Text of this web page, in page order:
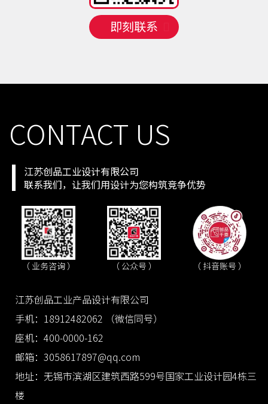
138 **** 4286 预约成功
132 **** 2334 预约成功
133 **** 8266 预约成功
即刻联系
CONTACT US
江苏创品工业设计有限公司
联系我们，让我们用设计为您构筑竞争优势
（ 业务咨询 ） （ 公众号 ） （ 抖音账号 ）
江苏创品工业产品设计有限公司
手机：18912482062 （微信同号）
座机：400-0000-162
邮箱：3058617897@qq.com
地址：无锡市滨湖区建筑西路599号国家工业设计园4栋三
楼